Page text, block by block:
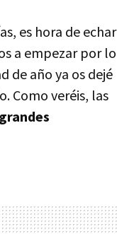
es hora de echar
a empezar por lo
de año ya os dejé
Como veréis, las
grandes